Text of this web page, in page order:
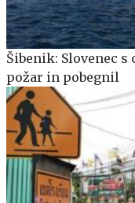
Šibenik: Slovenec
požar in pobegnil